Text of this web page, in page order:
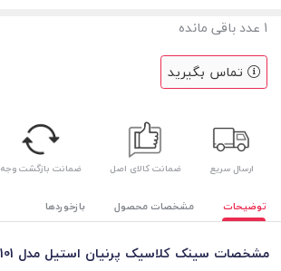
1 عدد باقی مانده
تماس بگیرید
ارسال سریع ضمانت کالای اصل ضمانت بازگشت وجه
توضیحات مشخصات محصول بازخوردها
مشخصات سینک کلاسیک پرنیان استیل مدل PS 3101